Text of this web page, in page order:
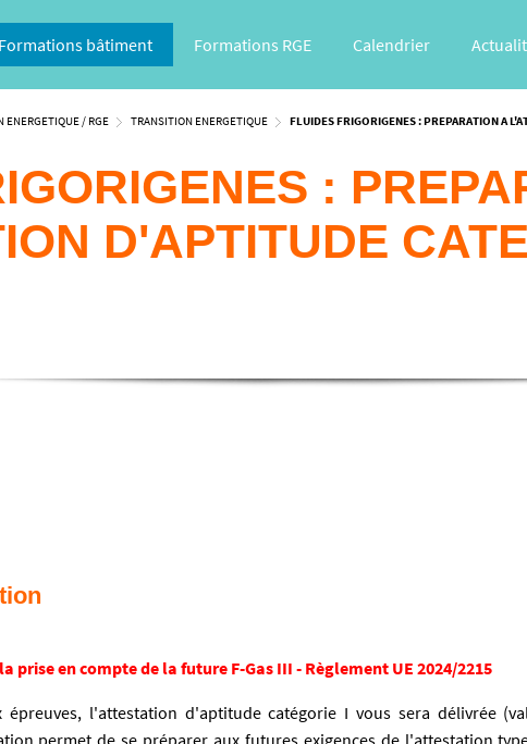
Formations bâtiment Formations RGE Calendrier
ENERGETIQUE / RGE TRANSITION ENERGETIQUE FLUIDES FRIGORIGENES : PREPARATION A
:
D'APTITUDE
en compte de la future F-Gas III - Règlement UE 2024/2215
l'attestation d'aptitude catégorie I vous sera délivrée